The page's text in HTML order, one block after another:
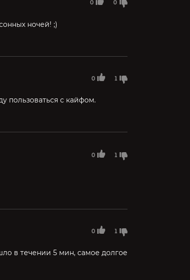
0 0
ночей! ;)
0 1
пользоваться с кайфом.
0 1
0 1
в течении 5 мин, самое долгое